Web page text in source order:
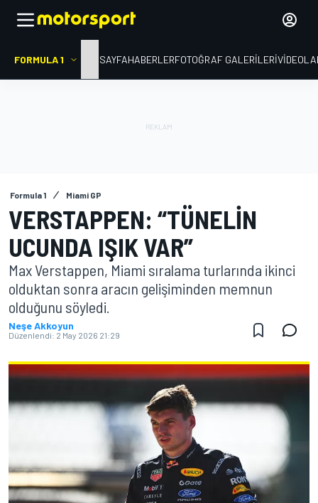
FORMULA 1 ANA SAYFAHABERLERFOTOĞRAF GALERILERI
Formula 1 Miami GP
VERSTAPPEN: “TÜNELIN
UCUNDA IŞIK VAR”
Max Verstappen, Miami sıralama turlarında ikinci
olduktan sonra aracın gelişiminden memnun
olduğunu söyledi.
Neşe Akkoyun
Düzenlendi: 2 May 2026 21:29